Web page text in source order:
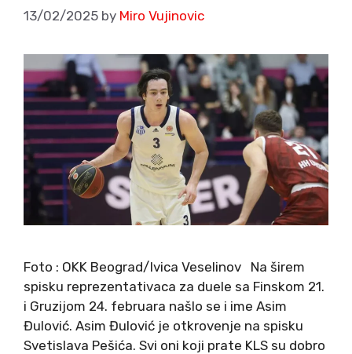
13/02/2025 by Miro Vujinovic
Foto : OKK Beograd/Ivica Veselinov Na širem
spisku reprezentativaca za duele sa Finskom 21.
i Gruzijom 24. februara našlo se i ime Asim
Đulović. Asim Đulović je otkrovenje na spisku
Svetislava Pešića. Svi oni koji prate KLS su dobro